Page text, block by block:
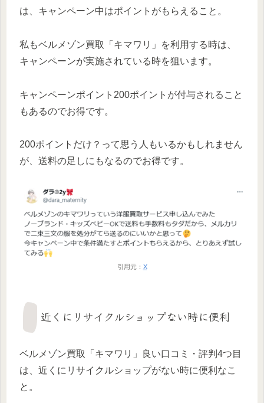
は、キャンペーン中はポイントがもらえること。
私もベルメゾン買取「キマワリ」を利用する時は、
キャンペーンが実施されている時を狙います。
キャンペーンポイント200ポイントが付与されること
もあるのでお得です。
200ポイントだけ？って思う人もいるかもしれません
が、送料の足しにもなるのでお得です。
引用元： X
近くにリサイクルショップない時に便利
ベルメゾン買取「キマワリ」良い口コミ・評判4つ目
は、近くにリサイクルショップがない時に便利なこ
と。